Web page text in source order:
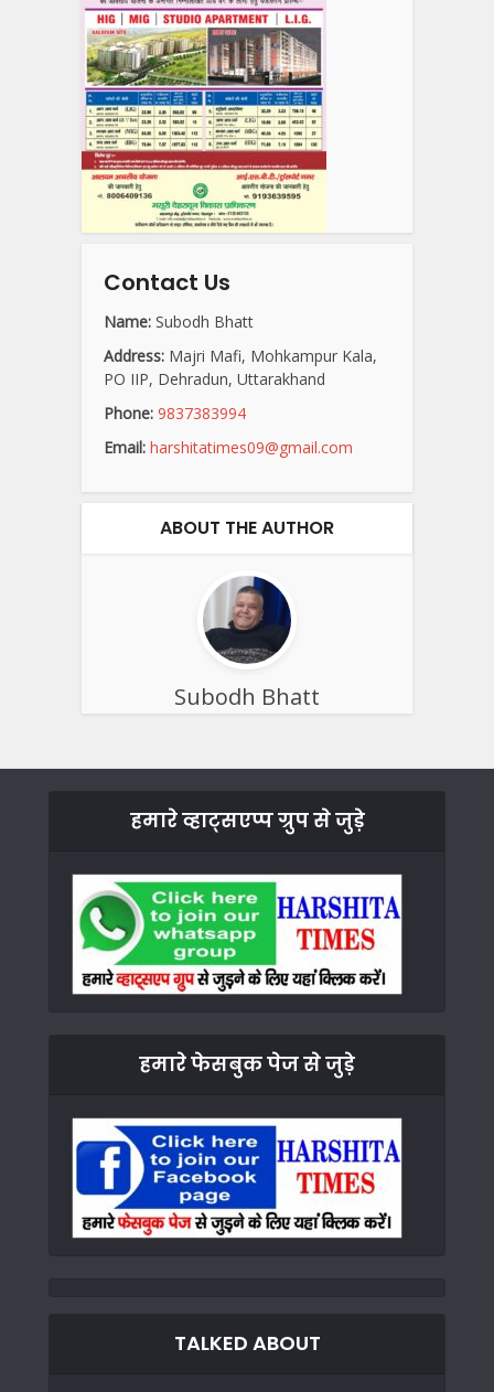
Contact Us
Name: Subodh Bhatt
Address: Majri Mafi, Mohkampur Kala,
PO IIP, Dehradun, Uttarakhand
Phone: 9837383994
Email: harshitatimes09@gmail.com
ABOUT THE AUTHOR
Subodh Bhatt
हमारे व्हाट्सएप्प ग्रुप से जुड़े
हमारे फेसबुक पेज से जुड़े
TALKED ABOUT